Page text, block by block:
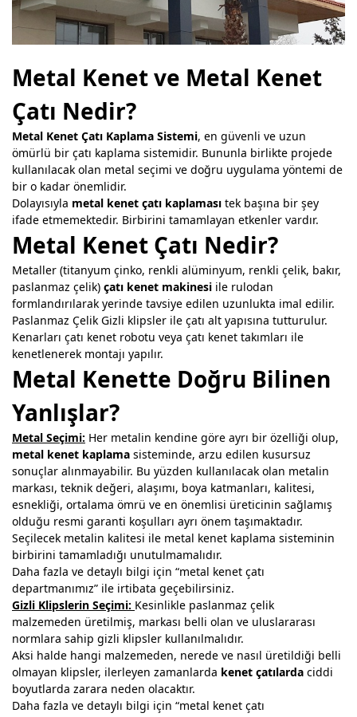
Metal Kenet ve Metal Kenet
Çatı Nedir?
Metal Kenet Çatı Kaplama Sistemi, en güvenli ve uzun
ömürlü bir çatı kaplama sistemidir. Bununla birlikte projede
kullanılacak olan metal seçimi ve doğru uygulama yöntemi de
bir o kadar önemlidir.
Dolayısıyla metal kenet çatı kaplaması tek başına bir şey
ifade etmemektedir. Birbirini tamamlayan etkenler vardır.
Metal Kenet Çatı Nedir?
Metaller (titanyum çinko, renkli alüminyum, renkli çelik, bakır,
paslanmaz çelik) çatı kenet makinesi ile rulodan
formlandırılarak yerinde tavsiye edilen uzunlukta imal edilir.
Paslanmaz Çelik Gizli klipsler ile çatı alt yapısına tutturulur.
Kenarları çatı kenet robotu veya çatı kenet takımları ile
kenetlenerek montajı yapılır.
Metal Kenette Doğru Bilinen
Yanlışlar?
Metal Seçimi: Her metalin kendine göre ayrı bir özelliği olup,
metal kenet kaplama sisteminde, arzu edilen kusursuz
sonuçlar alınmayabilir. Bu yüzden kullanılacak olan metalin
markası, teknik değeri, alaşımı, boya katmanları, kalitesi,
esnekliği, ortalama ömrü ve en önemlisi üreticinin sağlamış
olduğu resmi garanti koşulları ayrı önem taşımaktadır.
Seçilecek metalin kalitesi ile metal kenet kaplama sisteminin
birbirini tamamladığı unutulmamalıdır.
Daha fazla ve detaylı bilgi için “metal kenet çatı
departmanımız” ile irtibata geçebilirsiniz.
Gizli Klipslerin Seçimi: Kesinlikle paslanmaz çelik
malzemeden üretilmiş, markası belli olan ve uluslararası
normlara sahip gizli klipsler kullanılmalıdır.
Aksi halde hangi malzemeden, nerede ve nasıl üretildiği belli
olmayan klipsler, ilerleyen zamanlarda kenet çatılarda ciddi
boyutlarda zarara neden olacaktır.
Daha fazla ve detaylı bilgi için “metal kenet çatı